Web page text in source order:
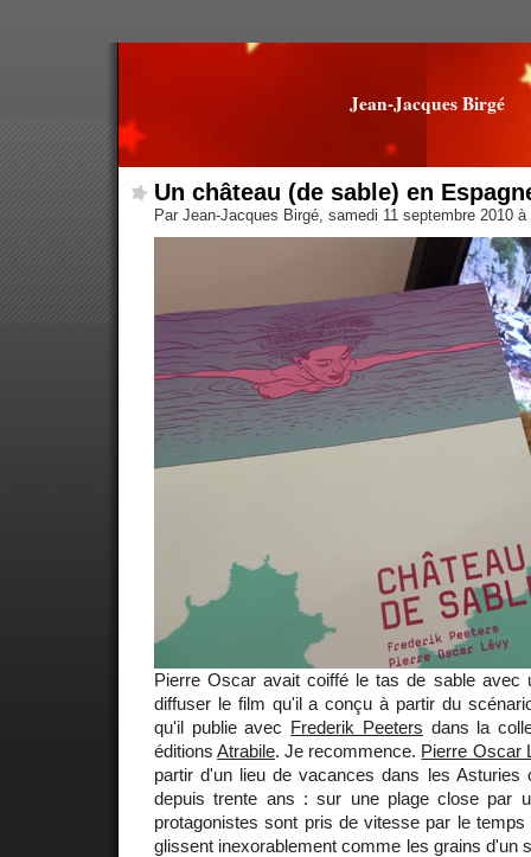
Jean-Jacques Birgé
Un château (de sable) en
Par Jean-Jacques Birgé, samedi 11 septembre 2010
Pierre Oscar avait coiffé le tas de sable avec
diffuser le film qu'il a conçu à partir du
qu'il publie avec Frederik Peeters dans la
éditionsAtrabile. Je recommence. Pierre Oscar
partir d'un lieu de vacances dans les Asturies
depuis trente ans : sur une plage close par
protagonistes sont pris de vitesse par le
glissent inexorablement comme les grains d'un